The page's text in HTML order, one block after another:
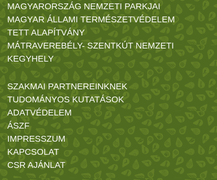
MAGYARORSZÁG NEMZETI PARKJAI
MAGYAR ÁLLAMI TERMÉSZETVÉDELEM
TETT ALAPÍTVÁNY
MÁTRAVEREBÉLY- SZENTKÚT NEMZETI
KEGYHELY
SZAKMAI PARTNEREINKNEK
TUDOMÁNYOS KUTATÁSOK
ADATVÉDELEM
ÁSZF
IMPRESSZUM
KAPCSOLAT
CSR AJÁNLAT